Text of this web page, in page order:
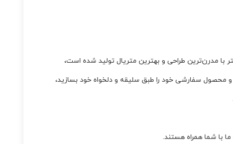
و محصول سفارشی خود را طبق سلیقه و دلخواه خود بسازید،
با شما همراه هستند.